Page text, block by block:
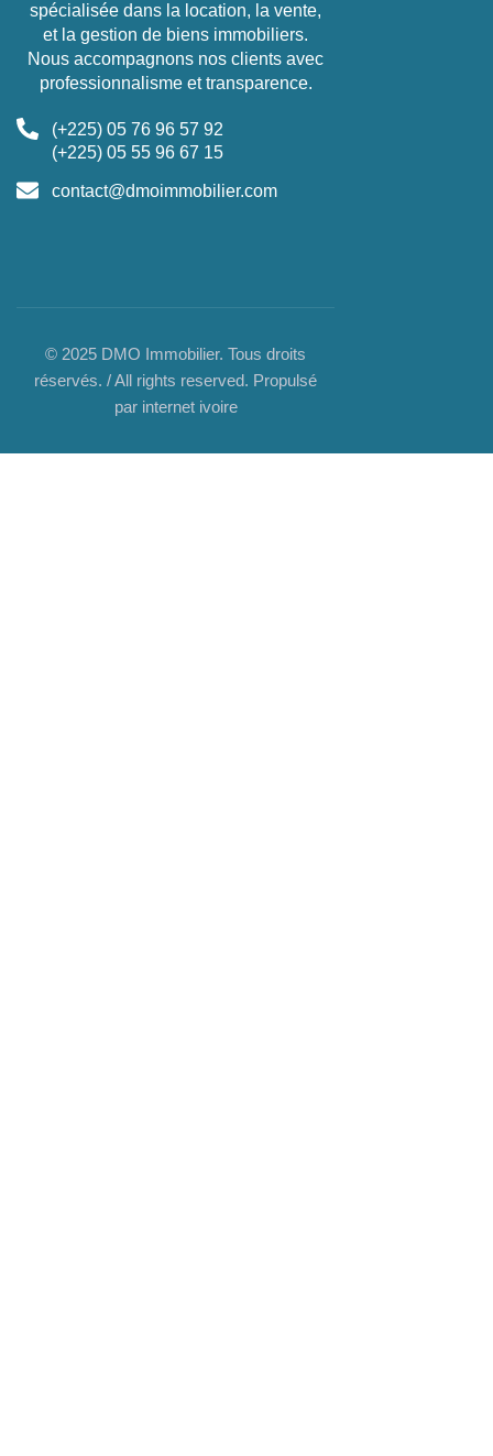
spécialisée dans la location, la vente,
et la gestion de biens immobiliers.
Nous accompagnons nos clients avec
professionnalisme et transparence.
(+225) 05 76 96 57 92
(+225) 05 55 96 67 15
contact@dmoimmobilier.com
© 2025 DMO Immobilier. Tous droits
réservés. / All rights reserved. Propulsé
par internet ivoire